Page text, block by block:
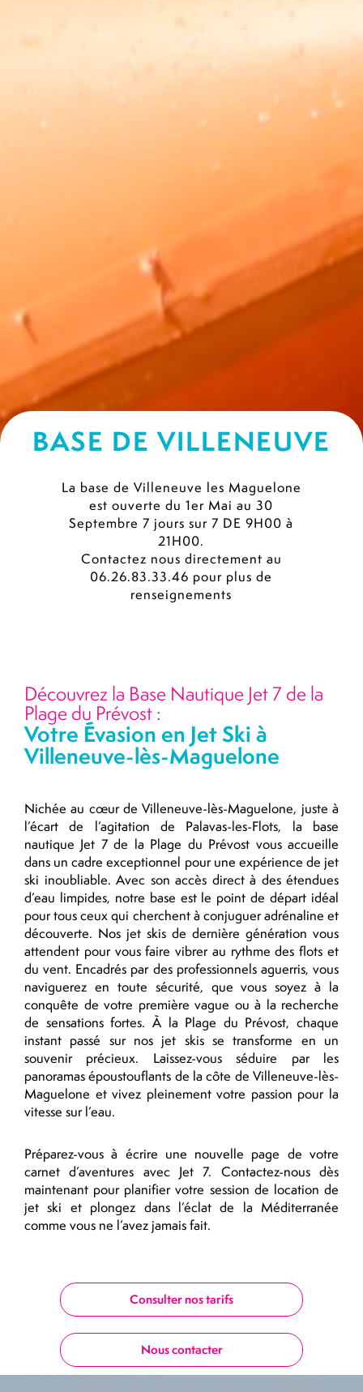
BASE DE VILLENEUVE
La base de Villeneuve les Maguelone
est ouverte du 1er Mai au 30
Septembre 7 jours sur 7 DE 9H00 à
21H00.
Contactez nous directement au
06.26.83.33.46 pour plus de
renseignements
Découvrez la Base Nautique Jet 7 de la
Plage du Prévost :
Votre Évasion en Jet Ski à
Villeneuve-lès-Maguelone
Nichée au cœur de Villeneuve-lès-Maguelone, juste à
l’écart de l’agitation de Palavas-les-Flots, la base
nautique Jet 7 de la Plage du Prévost vous accueille
dans un cadre exceptionnel pour une expérience de jet
ski inoubliable. Avec son accès direct à des étendues
d’eau limpides, notre base est le point de départ idéal
pour tous ceux qui cherchent à conjuguer adrénaline et
découverte. Nos jet skis de dernière génération vous
attendent pour vous faire vibrer au rythme des flots et
du vent. Encadrés par des professionnels aguerris, vous
naviguerez en toute sécurité, que vous soyez à la
conquête de votre première vague ou à la recherche
de sensations fortes. À la Plage du Prévost, chaque
instant passé sur nos jet skis se transforme en un
souvenir précieux. Laissez-vous séduire par les
panoramas époustouflants de la côte de Villeneuve-lès-
Maguelone et vivez pleinement votre passion pour la
vitesse sur l’eau.
Préparez-vous à écrire une nouvelle page de votre
carnet d’aventures avec Jet 7. Contactez-nous dès
maintenant pour planifier votre session de location de
jet ski et plongez dans l’éclat de la Méditerranée
comme vous ne l’avez jamais fait.
Consulter nos tarifs
Nous contacter